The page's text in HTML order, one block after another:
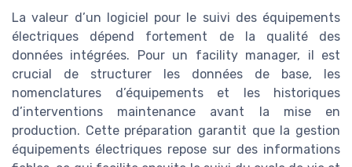
La valeur d’un logiciel pour le suivi des équipements
électriques dépend fortement de la qualité des
données intégrées. Pour un facility manager, il est
crucial de structurer les données de base, les
nomenclatures d’équipements et les historiques
d’interventions maintenance avant la mise en
production. Cette préparation garantit que la gestion
équipements électriques repose sur des informations